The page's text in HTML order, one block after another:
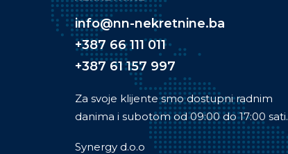
info@nn-nekretnine.ba
+387 66 111 011
+387 61 157 997
Za svoje klijente smo dostupni radnim
danima i subotom od 09:00 do 17:00 sati.
Synergy d.o.o